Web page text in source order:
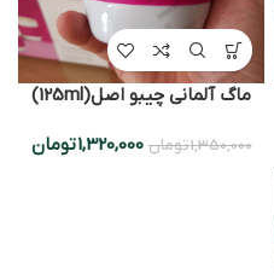
ماگ آلمانی چیبو اصل(125ml)
1,350,000تومان 1,320,000تومان